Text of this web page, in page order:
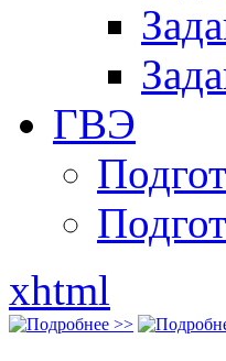
ГВЭ
xhtml